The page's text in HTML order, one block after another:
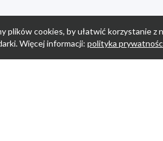
plików cookies, by ułatwić korzystanie z
Więcej informacji: polityka